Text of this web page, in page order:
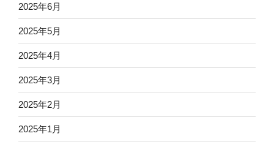
2025年6月
2025年5月
2025年4月
2025年3月
2025年2月
2025年1月